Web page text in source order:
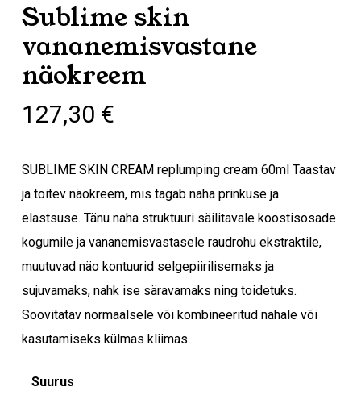
Sublime skin
vananemisvastane
näokreem
127,30 €
SUBLIME SKIN CREAM replumping cream 60ml Taastav
ja toitev näokreem, mis tagab naha prinkuse ja
elastsuse. Tänu naha struktuuri säilitavale koostisosade
kogumile ja vananemisvastasele raudrohu ekstraktile,
muutuvad näo kontuurid selgepiirilisemaks ja
sujuvamaks, nahk ise säravamaks ning toidetuks.
Soovitatav normaalsele või kombineeritud nahale või
kasutamiseks külmas kliimas.
Suurus